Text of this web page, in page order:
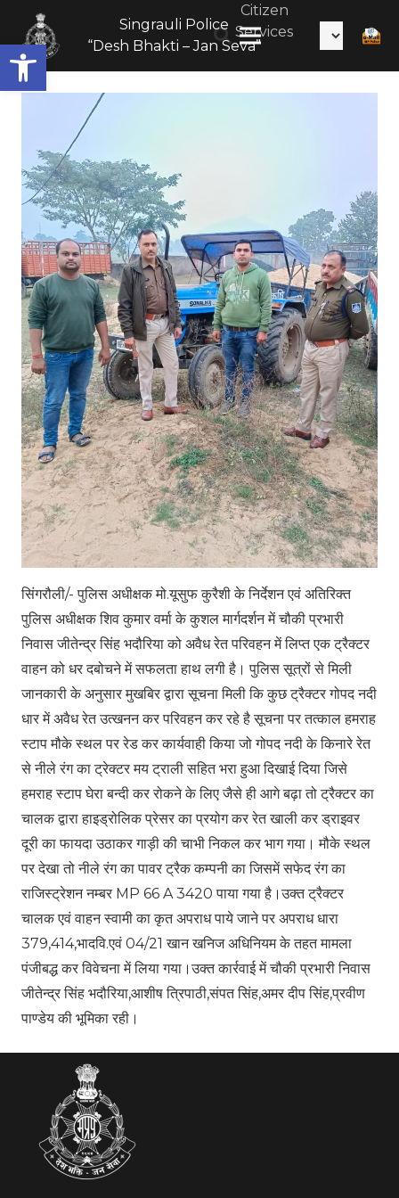
Open toolbar
Singrauli Police
“Desh Bhakti – Jan Seva”
Citizen
Services
सिंगरौली/- पुलिस अधीक्षक मो.यूसुफ कुरैशी के निर्देशन एवं अतिरिक्त
पुलिस अधीक्षक शिव कुमार वर्मा के कुशल मार्गदर्शन में चौकी प्रभारी
निवास जीतेन्द्र सिंह भदौरिया को अवैध रेत परिवहन में लिप्त एक ट्रैक्टर
वाहन को धर दबोचने में सफलता हाथ लगी है। पुलिस सूत्रों से मिली
जानकारी के अनुसार मुखबिर द्वारा सूचना मिली कि कुछ ट्रैक्टर गोपद नदी
धार में अवैध रेत उत्खनन कर परिवहन कर रहे है सूचना पर तत्काल हमराह
स्टाप मौके स्थल पर रेड कर कार्यवाही किया जो गोपद नदी के किनारे रेत
से नीले रंग का ट्रेक्टर मय ट्राली सहित भरा हुआ दिखाई दिया जिसे
हमराह स्टाप घेरा बन्दी कर रोकने के लिए जैसे ही आगे बढ़ा तो ट्रैक्टर का
चालक द्वारा हाइड्रोलिक प्रेसर का प्रयोग कर रेत खाली कर ड्राइवर
दूरी का फायदा उठाकर गाड़ी की चाभी निकल कर भाग गया। मौके स्थल
पर देखा तो नीले रंग का पावर ट्रैक कम्पनी का जिसमें सफेद रंग का
राजिस्ट्रेशन नम्बर MP 66 A 3420 पाया गया है।उक्त ट्रैक्टर
चालक एवं वाहन स्वामी का कृत अपराध पाये जाने पर अपराध धारा
379,414,भादवि.एवं 04/21 खान खनिज अधिनियम के तहत मामला
पंजीबद्ध कर विवेचना में लिया गया।उक्त कार्रवाई में चौकी प्रभारी निवास
जीतेन्द्र सिंह भदौरिया,आशीष त्रिपाठी,संपत सिंह,अमर दीप सिंह,प्रवीण
पाण्डेय की भूमिका रही।